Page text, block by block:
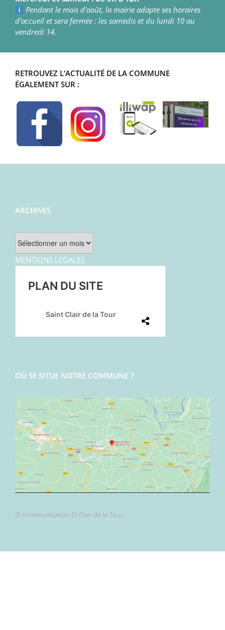
Pendant le mois d’août, la mairie adapte ses horaires
d’accueil et sera fermée : les samedis et du lundi 10 au
vendredi 14.
RETROUVEZ L’ACTUALITÉ DE LA COMMUNE
ÉGALEMENT SUR :
ARCHIVES
Archives
MENTIONS LEGALES
OÙ SE SITUE NOTRE COMMUNE ?
@ communication St Clair de la Tour